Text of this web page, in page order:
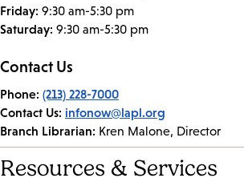
Friday: 9:30 am-5:30 pm
Saturday: 9:30 am-5:30 pm
Contact Us
Phone: (213) 228-7000
Contact Us: infonow@lapl.org
Branch Librarian: Kren Malone, Director
Resources & Services